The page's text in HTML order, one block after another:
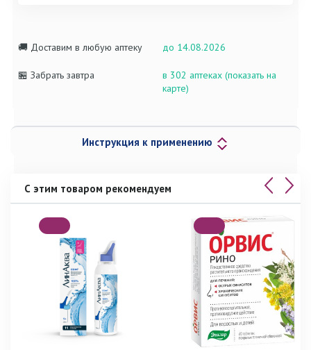
🚚 Доставим в любую аптеку до 14.08.2026
🏪 Забрать завтра
в 302 аптеках (показать на
карте)
Инструкция к применению
С этим товаром рекомендуем